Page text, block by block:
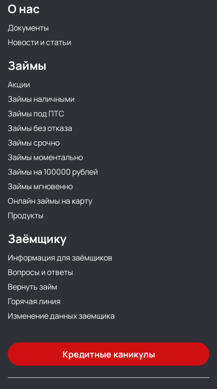
О нас
Документы
Новости и статьи
Займы
Акции
Займы наличными
Займы под ПТС
Займы без отказа
Займы срочно
Займы моментально
Займы на 100000 рублей
Займы мгновенно
Онлайн займы на карту
Продукты
Заёмщику
Информация для заёмщиков
Вопросы и ответы
Вернуть займ
Горячая линия
Изменение данных заемщика
Кредитные каникулы